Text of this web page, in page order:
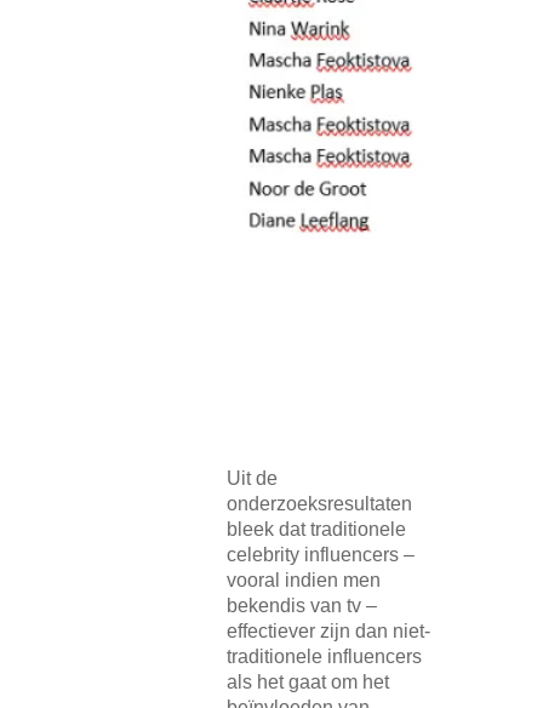
Uit de
onderzoeksresultaten
bleek dat traditionele
celebrity influencers –
vooral indien men
bekendis van tv –
effectiever zijn dan niet-
traditionele influencers
als het gaat om het